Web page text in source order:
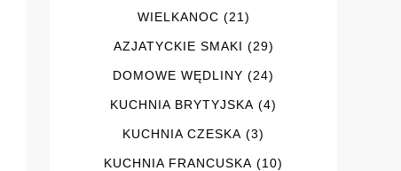
WIELKANOC (21)
AZJATYCKIE SMAKI (29)
DOMOWE WĘDLINY (24)
KUCHNIA BRYTYJSKA (4)
KUCHNIA CZESKA (3)
KUCHNIA FRANCUSKA (10)